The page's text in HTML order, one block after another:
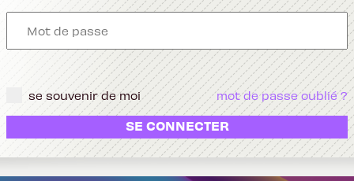
se souvenir de moi mot de passe oublié ?
SE CONNECTER